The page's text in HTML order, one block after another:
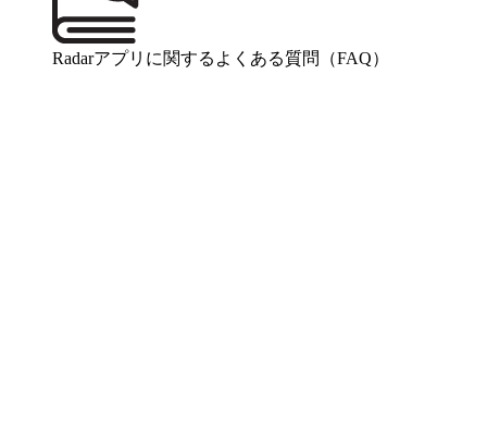
Radarアプリに関するよくある質問（FAQ）